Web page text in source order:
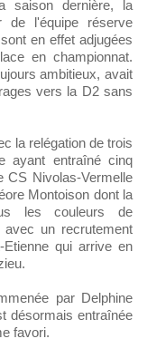
saison dernière, la
de l'équipe réserve
en effet adjugées
en championnat.
ambitieux, avait
vers la D2 sans
la relégation de trois
ayant entraîné cinq
Nivolas-Vermelle
Montoison dont la
les couleurs de
avec un recrutement
qui arrive en
par Delphine
désormais entraînée
favori.